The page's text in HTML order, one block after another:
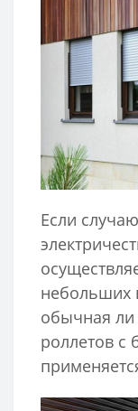
Если
небольших
обычная ли
роллетов